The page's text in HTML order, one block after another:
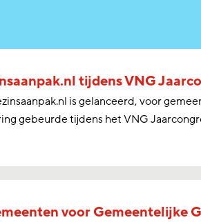
tijdens VNG
is gelanceerd, voor
gebeurde tijdens het VNG
voor Gemeentelijke